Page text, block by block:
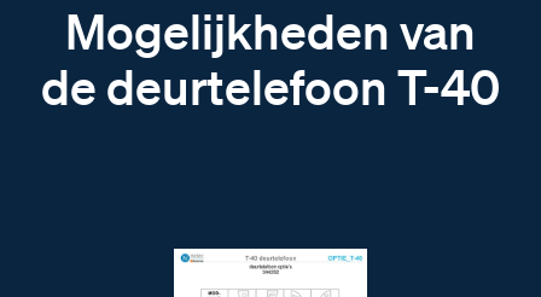
Mogelijkheden van
de deurtelefoon T-40